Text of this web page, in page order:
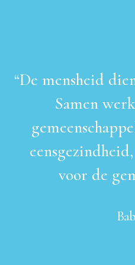
“De mensheid
Samen
voor de